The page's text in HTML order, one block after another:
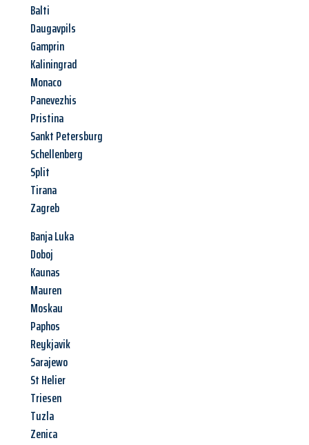
Balti
Daugavpils
Gamprin
Kaliningrad
Monaco
Panevezhis
Pristina
Sankt Petersburg
Schellenberg
Split
Tirana
Zagreb
Banja Luka
Doboj
Kaunas
Mauren
Moskau
Paphos
Reykjavik
Sarajewo
St Helier
Triesen
Tuzla
Zenica